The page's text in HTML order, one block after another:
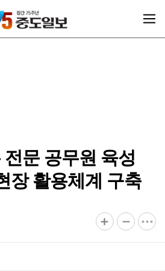
문 공무원 육성
장 활용체계 구축